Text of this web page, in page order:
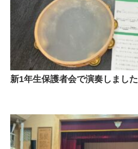
新1年生保護者会で演奏しました